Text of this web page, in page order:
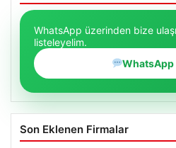
WhatsApp üzerinden bize
listeleyelim.
WhatsApp
Son Eklenen Firmalar